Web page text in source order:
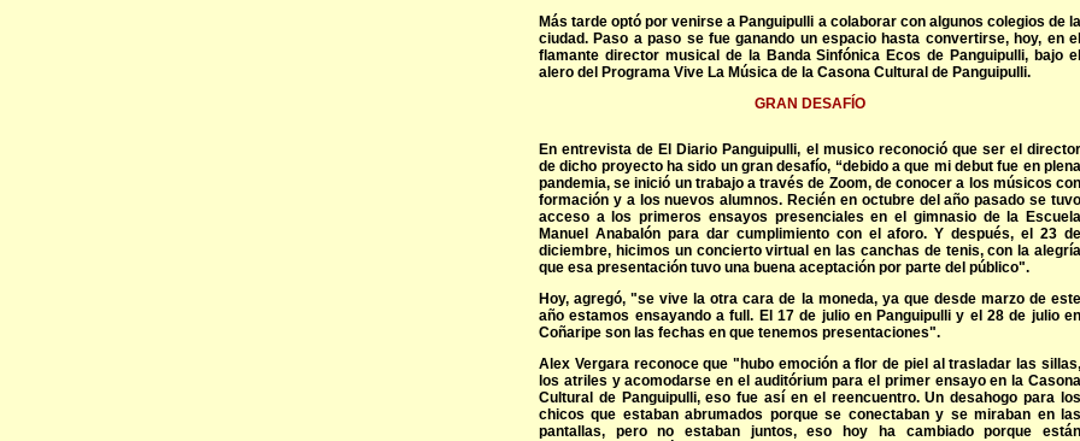
Más tarde optó por venirse a Panguipulli a colaborar con algunos colegios de la
ciudad. Paso a paso se fue ganando un espacio hasta convertirse, hoy, en el
flamante director musical de la Banda Sinfónica Ecos de Panguipulli, bajo el
alero del Programa Vive La Música de la Casona Cultural de Panguipulli.
GRAN DESAFÍO
En entrevista de El Diario Panguipulli, el musico reconoció que ser el director
de dicho proyecto ha sido un gran desafío, “debido a que mi debut fue en plena
pandemia, se inició un trabajo a través de Zoom, de conocer a los músicos con
formación y a los nuevos alumnos. Recién en octubre del año pasado se tuvo
acceso a los primeros ensayos presenciales en el gimnasio de la Escuela
Manuel Anabalón para dar cumplimiento con el aforo. Y después, el 23 de
diciembre, hicimos un concierto virtual en las canchas de tenis, con la alegría
que esa presentación tuvo una buena aceptación por parte del público".
Hoy, agregó, "se vive la otra cara de la moneda, ya que desde marzo de este
año estamos ensayando a full. El 17 de julio en Panguipulli y el 28 de julio en
Coñaripe son las fechas en que tenemos presentaciones".
Alex Vergara reconoce que "hubo emoción a flor de piel al trasladar las sillas,
los atriles y acomodarse en el auditórium para el primer ensayo en la Casona
Cultural de Panguipulli, eso fue así en el reencuentro. Un desahogo para los
chicos que estaban abrumados porque se conectaban y se miraban en las
pantallas, pero no estaban juntos, eso hoy ha cambiado porque están